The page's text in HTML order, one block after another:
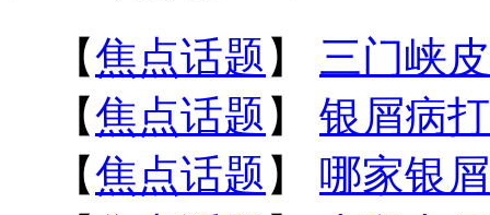
【焦点话题 】 三门峡
【焦点话题 】 银屑病
【焦点话题 】 哪家银